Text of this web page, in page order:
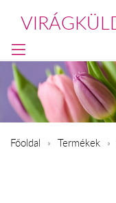
Főoldal Termékek